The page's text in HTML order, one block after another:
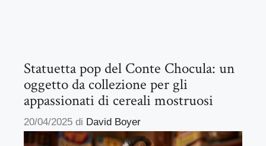
Statuetta pop del Conte Chocula: un
oggetto da collezione per gli
appassionati di cereali mostruosi
20/04/2025 di David Boyer